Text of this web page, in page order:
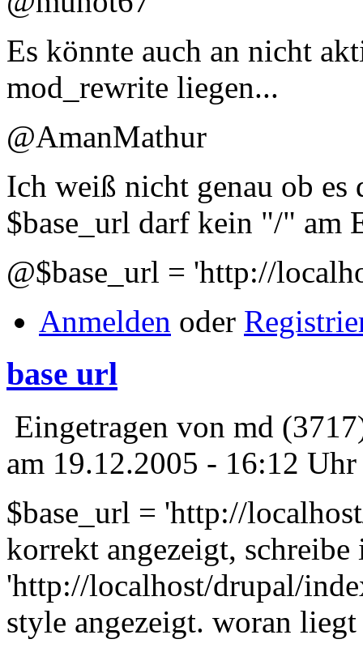
Es könnte auch an nicht
mod_rewrite liegen...
@AmanMathur
Ich weiß nicht genau ob es
$base_url darf kein "/" am
@$base_url = 'http://
Anmelden oder
base url
Eingetragen von md
am 19.12.2005 - 16:12 Uhr
$base_url = 'http://
korrekt angezeigt, schreibe
'http://localhost/drupal/
style angezeigt. woran liegt